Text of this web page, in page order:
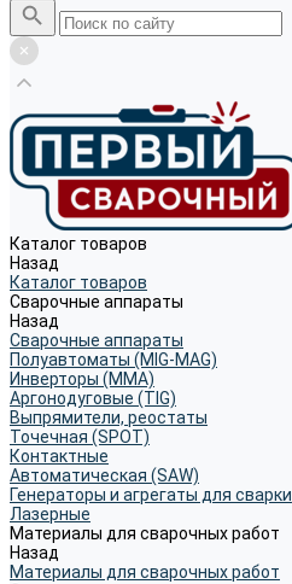
Каталог товаров
Назад
Каталог товаров
Сварочные аппараты
Назад
Сварочные аппараты
Полуавтоматы (MIG-MAG)
Инверторы (MMA)
Аргонодуговые (TIG)
Выпрямители, реостаты
Точечная (SPOT)
Контактные
Автоматическая (SAW)
Генераторы и агрегаты для сварки
Лазерные
Материалы для сварочных работ
Назад
Материалы для сварочных работ